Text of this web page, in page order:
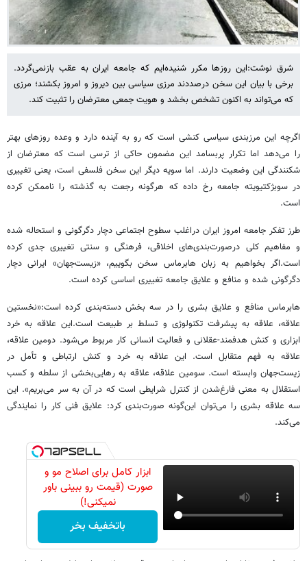
شرق نوشت:این روزها مکرر شنیده‌ایم که جامعه ایران به عقب بازنمی‌گردد.
برخی با بیان این سخن درصددند مرزی سیاسی بین دیروز و امروز بکشند؛ مرزی
که می‌تواند به اکنون تشخص بخشد و هویت جمعی معترضان را تثبیت کند.
اگرچه این مرزبندی سیاسی کنشی است که رو به آینده دارد و وعده روزهای بهتر
را می‌دهد اما تکرار پربسامد این مضمون حاکی از ترسی است که معترضان از
شکنندگی این وضعیت دارند. اما سویه دیگر این سخن فلسفی است، یعنی تغییری
در سوبژکتیویته جامعه رخ داده که هرگونه رجعت به گذشته را ناممکن کرده
است.
طرز تفکر جامعه امروز ایران دراغلب سطوح اجتماعی دچار دگرگونی و استحاله شده
و مفاهیم کلی درصورت‌بندی‌های اخلاقی، فرهنگی و سنتی تغییری جدی کرده
است.اگر بخواهیم به زبان هابرماس سخن بگوییم، «زیست‌جهان» ایرانی دچار
دگرگونی شده و منافع و علایق جامعه تغییری اساسی کرده است.
هابرماس منافع و علایق بشری را در سه بخش دسته‌بندی کرده است:«نخستین
علاقه، علاقه به پیشرفت تکنولوژی و تسلط بر طبیعت است.این علاقه به خرد
ابزاری و کنش هدفمند-‌عقلانی و فعالیت انسانی کار مربوط می‌شود. دومین علاقه،
علاقه به فهم متقابل است. این علاقه به خرد و کنش ارتباطی و تأمل در
زیست‌جهان وابسته است. سومین علاقه، علاقه به رهایی‌بخشی از سلطه و کسب
استقلال به معنی فارغ‌شدن از کنترل شرایطی است که در آن به سر می‌بریم». این
سه علاقه بشری را می‌توان این‌گونه صورت‌بندی کرد: علایق فنی کار را نمایندگی
می‌کند.
ابزار کامل برای اصلاح مو و
صورت (قیمت رو ببینی باور
نمیکنی!)
باتخفیف بخر